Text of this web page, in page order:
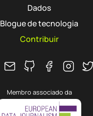
Dados
Blogue de tecnologia
Contribuir
Membro associado da